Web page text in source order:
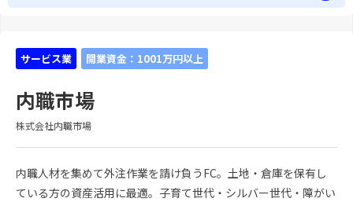
サービス業 開業資金：1001万円以上
内職市場
株式会社内職市場
内職人材を集めて外注作業を請け負うFC。土地・倉庫を保有し
ている方の資産活用に最適。子育て世代・シルバー世代・障がい